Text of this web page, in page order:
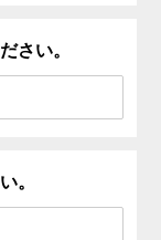
さい。
。